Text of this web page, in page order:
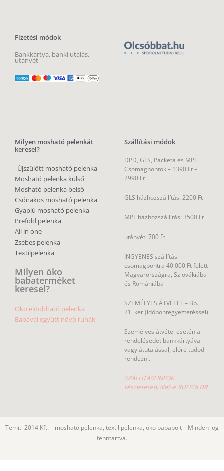
Fizetési módok
Bankkártya, banki utalás,
utánvét
Milyen mosható pelenkát
keresel?
Újszülött mosható pelenka
Mosható pelenka külső
Mosható pelenka belső
Csónakos mosható pelenka
Gyapjú mosható pelenka
Prefold pelenka
All in one
Zsebes pelenka
Textilpelenka
Milyen öko
babaterméket
keresel?
Öko eldobható pelenka
Babával együtt nővő ruhák
Szállítási módok
DPD, GLS, Packeta és MPL
Csomagpontok – 1390 Ft –
2990 Ft
GLS házhozszállítás: 2200 Ft
MPL házhozszállítás: 3500 Ft
utánvét: 700 Ft
INGYENES szállítás
csomagpontra 40 000 Ft felett
Magyarországra, Szlovákiába
és Romániába
SZEMÉLYES ÁTVÉTEL – Bp.,
21. ker (időpontegyeztetéssel)
Személyes átvétel esetén a
rendelésedet bankkártyával
vagy átutalással, előre tudod
rendezni.
SZÁLLÍTÁSI INFÓK
részletesen, illetve KÜLFÖLDR
Temiti 2014 Kft. – mosható pelenka, textil pelenka, öko bababolt – Minden jog
fenntartva.